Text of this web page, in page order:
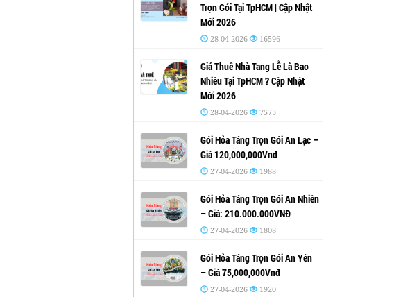
Trọn Gói Tại TpHCM | Cập Nhật
Mới 2026
28-04-2026 16596
Giá Thuê Nhà Tang Lễ Là Bao
Nhiêu Tại TpHCM ? Cập Nhật
Mới 2026
28-04-2026 7573
Gói Hỏa Táng Trọn Gói An Lạc –
Giá 120,000,000Vnđ
27-04-2026 1988
Gói Hỏa Táng Trọn Gói An Nhiên
– Giá: 210.000.000VNĐ
27-04-2026 1808
Gói Hỏa Táng Trọn Gói An Yên
– Giá 75,000,000Vnđ
27-04-2026 1920